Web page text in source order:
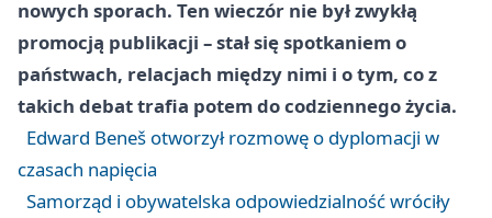
nowych sporach. Ten wieczór nie był zwykłą
promocją publikacji – stał się spotkaniem o
państwach, relacjach między nimi i o tym, co z
takich debat trafia potem do codziennego życia.
Edward Beneš otworzył rozmowę o dyplomacji w
czasach napięcia
Samorząd i obywatelska odpowiedzialność wróciły